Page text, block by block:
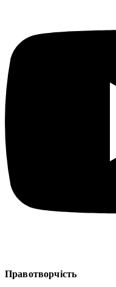
Правотворчість